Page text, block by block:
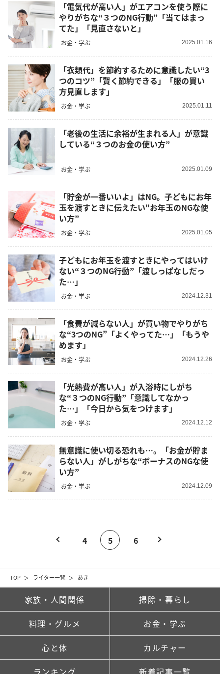
TOP ライター一覧 あき
「電気代が高い人」がエアコンを使う際に
やりがちな“３つのNG行動”「当てはまっ
てた」「見直さないと」
お金・学ぶ 2025.01.16
「衣類代」を節約するために意識したい“3
つのコツ”「賢く節約できる」「服の買い
方見直します」
お金・学ぶ 2025.01.11
「老後の生活に余裕が生まれる人」が意識
している“３つのお金の使い方”
お金・学ぶ 2025.01.09
「貯金が一番いいよ」はNG。子どもにお年
玉を渡すときに伝えたい"お年玉のNGな使
い方”
お金・学ぶ 2025.01.05
子どもにお年玉を渡すときにやってはいけ
ない“３つのNG行動”「渡しっぱなしだっ
た…」
お金・学ぶ 2024.12.31
「食費が減らない人」が買い物でやりがち
な“3つのNG”「よくやってた…」「もうや
めます」
お金・学ぶ 2024.12.26
「光熱費が高い人」が入浴時にしがち
な“３つのNG行動”「意識してなかっ
た…」「今日から気をつけます」
お金・学ぶ 2024.12.12
無意識に使い切る恐れも…。「お金が貯ま
らない人」がしがちな“ボーナスのNGな使
い方”
お金・学ぶ 2024.12.09
4 5 6
家族・人間関係 掃除・暮らし
料理・グルメ お金・学ぶ
心と体 カルチャー
ランキング 新着記事一覧